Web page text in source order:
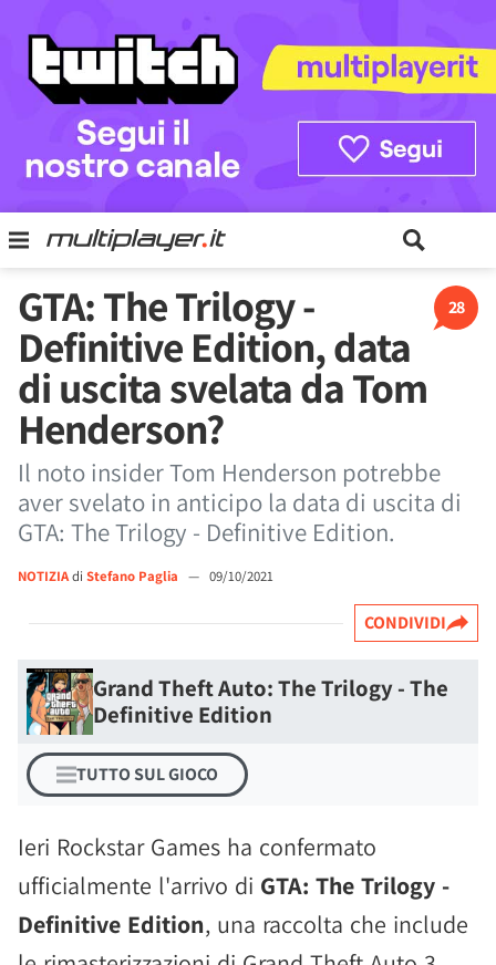
28
GTA: The Trilogy -
Definitive Edition, data
di uscita svelata da Tom
Henderson?
Il noto insider Tom Henderson potrebbe
aver svelato in anticipo la data di uscita di
GTA: The Trilogy - Definitive Edition.
NOTIZIAdi Stefano Paglia — 09/10/2021
CONDIVIDI
Grand Theft Auto: The Trilogy - The
Definitive Edition
TUTTO SUL GIOCO
Ieri Rockstar Games ha confermato
ufficialmente l'arrivo di GTA: The Trilogy -
Definitive Edition, una raccolta che include